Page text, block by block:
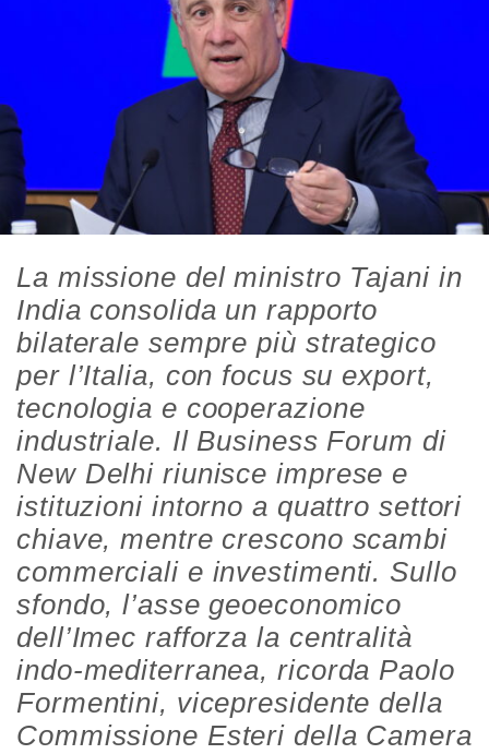
La missione del ministro Tajani in
India consolida un rapporto
bilaterale sempre più strategico
per l’Italia, con focus su export,
tecnologia e cooperazione
industriale. Il Business Forum di
New Delhi riunisce imprese e
istituzioni intorno a quattro settori
chiave, mentre crescono scambi
commerciali e investimenti. Sullo
sfondo, l’asse geoeconomico
dell’Imec rafforza la centralità
indo-mediterranea, ricorda Paolo
Formentini, vicepresidente della
Commissione Esteri della Camera